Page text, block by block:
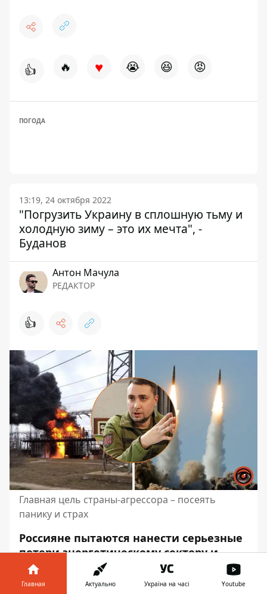
👍 🔥 ♥ 😭 😆 😡
ПОГОДА
13:19, 24 октября 2022
"Погрузить Украину в сплошную тьму и
холодную зиму – это их мечта", -
Буданов
Антон Мачула
РЕДАКТОР
👍
Главная цель страны-агрессора – посеять
панику и страх
Россияне пытаются нанести серьезные
потери энергетическому сектору и
прекратить экспорт электроэнергии из
Украины. Осложнения действительно
Главная Актуально Україна на часі Youtube